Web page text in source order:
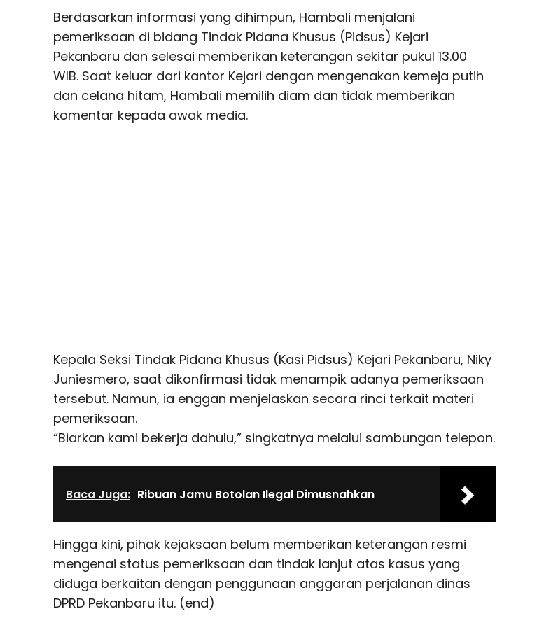
Berdasarkan informasi yang dihimpun, Hambali menjalani
pemeriksaan di bidang Tindak Pidana Khusus (Pidsus) Kejari
Pekanbaru dan selesai memberikan keterangan sekitar pukul 13.00
WIB. Saat keluar dari kantor Kejari dengan mengenakan kemeja putih
dan celana hitam, Hambali memilih diam dan tidak memberikan
komentar kepada awak media.
Kepala Seksi Tindak Pidana Khusus (Kasi Pidsus) Kejari Pekanbaru, Niky
Juniesmero, saat dikonfirmasi tidak menampik adanya pemeriksaan
tersebut. Namun, ia enggan menjelaskan secara rinci terkait materi
pemeriksaan.
“Biarkan kami bekerja dahulu,” singkatnya melalui sambungan telepon.
Baca Juga: Ribuan Jamu Botolan Ilegal Dimusnahkan
Hingga kini, pihak kejaksaan belum memberikan keterangan resmi
mengenai status pemeriksaan dan tindak lanjut atas kasus yang
diduga berkaitan dengan penggunaan anggaran perjalanan dinas
DPRD Pekanbaru itu. (end)